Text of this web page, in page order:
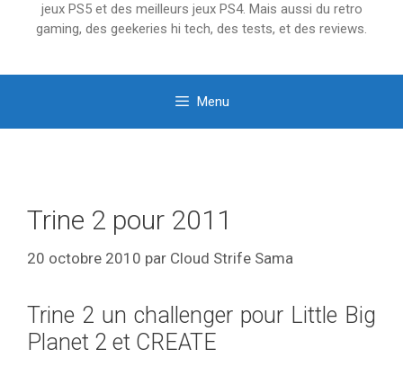
jeux PS5 et des meilleurs jeux PS4. Mais aussi du retro
gaming, des geekeries hi tech, des tests, et des reviews.
Menu
Trine 2 pour 2011
20 octobre 2010 par Cloud Strife Sama
Trine 2 un challenger pour Little Big
Planet 2 et CREATE